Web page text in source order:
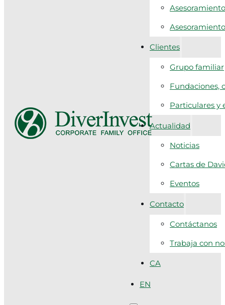
Clientes
Grupo familiar
Fundaciones,
Particulares y
Actualidad
Noticias
Cartas de
Eventos
Contacto
Contáctanos
Trabaja con
CA
EN